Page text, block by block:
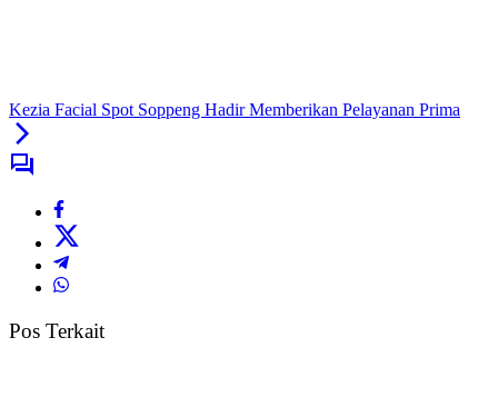
Kezia Facial Spot Soppeng Hadir Memberikan Pelayanan Prima
Pos Terkait